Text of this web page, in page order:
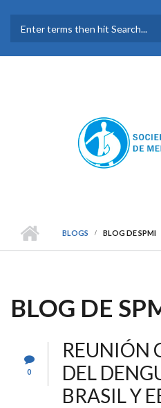
FORMULARIO DE
BÚSQUEDA
BLOGS BLOG DE SPMI
BLOG DE
0
REUNIÓN
DEL
BRASIL Y